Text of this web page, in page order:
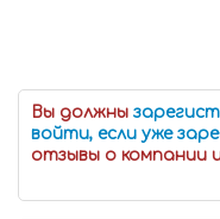
Вы должны
войти, если уже
отзывы о компании